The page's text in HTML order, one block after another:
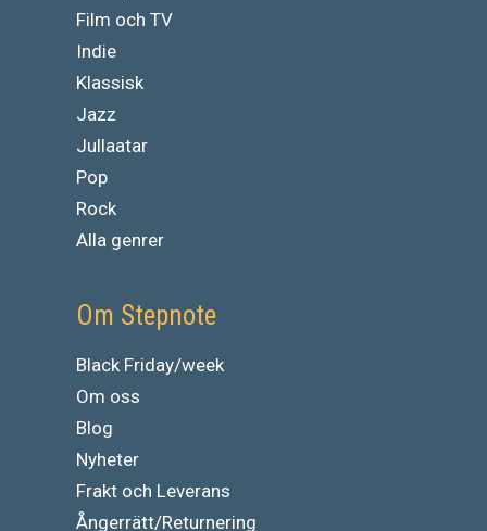
Film och TV
Indie
Klassisk
Jazz
Jullaatar
Pop
Rock
Alla genrer
Om Stepnote
Black Friday/week
Om oss
Blog
Nyheter
Frakt och Leverans
Ångerrätt/Returnering